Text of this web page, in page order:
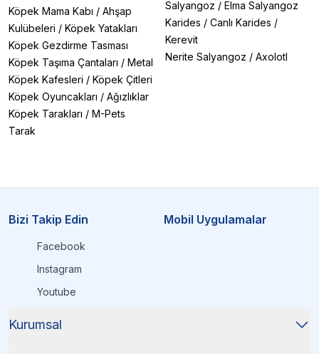
Köpek Mama Kabı / Ahşap
Kulübeleri / Köpek Yatakları
Köpek Gezdirme Tasması
Köpek Taşıma Çantaları / Metal
Köpek Kafesleri / Köpek Çitleri
Köpek Oyuncakları / Ağızlıklar
Köpek Tarakları / M-Pets
Tarak
Salyangoz / Elma Salyangoz
Karides / Canlı Karides /
Kerevit
Nerite Salyangoz / Axolotl
Bizi Takip Edin
Facebook
Instagram
Youtube
Mobil Uygulamalar
Kurumsal